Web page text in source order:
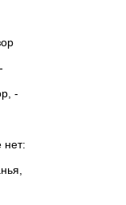
-
нет: